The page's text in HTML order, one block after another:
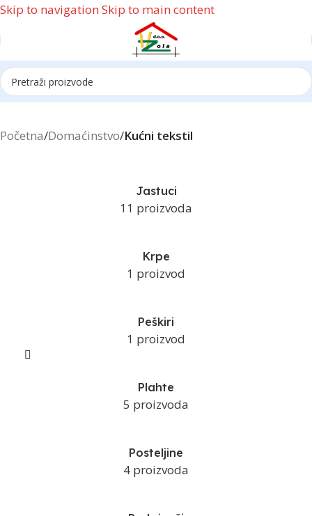
Skip to navigation Skip to main content
Reklama
Početna/Domaćinstvo/Kućni tekstil
Jastuci
11 proizvoda
Krpe
1 proizvod
Peškiri
1 proizvod
Plahte
5 proizvoda
Posteljine
4 proizvoda